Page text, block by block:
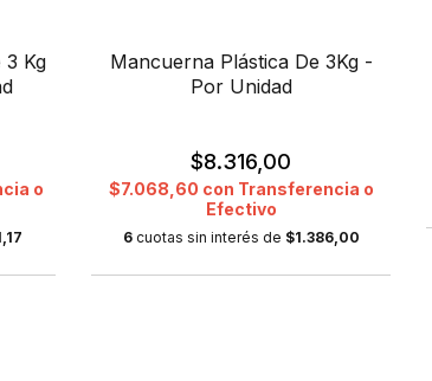
3 Kg
o
Mancuerna Plástica De 3Kg -
Por Unidad
$8.316,00
$7.068,60 con Transferencia o
Efectivo
6 cuotas sin interés de $1.386,00